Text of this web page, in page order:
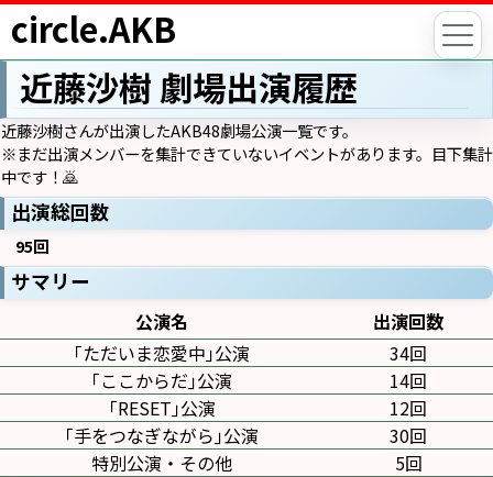
circle.AKB
近藤沙樹 劇場出演履歴
近藤沙樹さんが出演したAKB48劇場公演一覧です。
※まだ出演メンバーを集計できていないイベントがあります。目下集計
中です！🙇
出演総回数
95回
サマリー
公演名
出演回数
｢ただいま恋愛中｣公演
34回
｢ここからだ｣公演
14回
｢RESET｣公演
12回
｢手をつなぎながら｣公演
30回
特別公演・その他
5回